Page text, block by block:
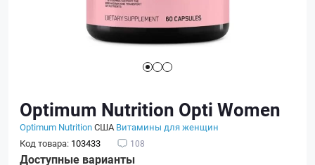
Optimum Nutrition Opti Women
Optimum NutritionСША Витамины для женщин
Код товара: 103433 108
Доступные варианты